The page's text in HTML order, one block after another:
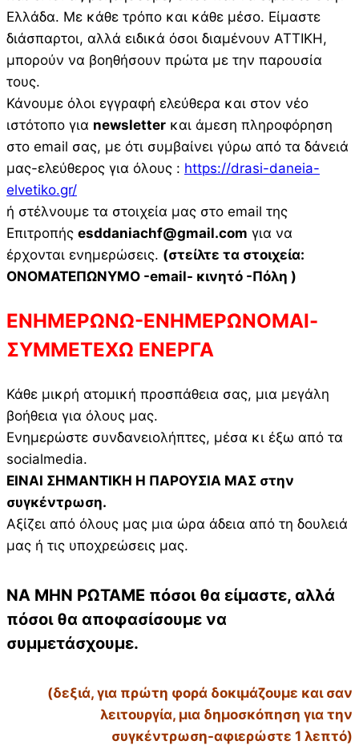
Ελλάδα. Με κάθε τρόπο και κάθε μέσο. Είμαστε
διάσπαρτοι, αλλά ειδικά όσοι διαμένουν ΑΤΤΙΚΗ,
μπορούν να βοηθήσουν πρώτα με την παρουσία
τους.
Κάνουμε όλοι εγγραφή ελεύθερα και στον νέο
ιστότοπο για newsletter και άμεση πληροφόρηση
στο email σας, με ότι συμβαίνει γύρω από τα δάνειά
μας-ελεύθερος για όλους : https://drasi-daneia-
elvetiko.gr/
ή στέλνουμε τα στοιχεία μας στο email της
Επιτροπής esddaniachf@gmail.com για να
έρχονται ενημερώσεις. (στείλτε τα στοιχεία:
ΟΝΟΜΑΤΕΠΩΝΥΜΟ -email- κινητό -Πόλη )
ΕΝΗΜΕΡΩΝΩ-ΕΝΗΜΕΡΩΝΟΜΑΙ-
ΣΥΜΜΕΤΕΧΩ ΕΝΕΡΓΑ
Κάθε μικρή ατομική προσπάθεια σας, μια μεγάλη
βοήθεια για όλους μας.
Ενημερώστε συνδανειολήπτες, μέσα κι έξω από τα
socialmedia.
ΕΙΝΑΙ ΣΗΜΑΝΤΙΚΗ Η ΠΑΡΟΥΣΙΑ ΜΑΣ στην
συγκέντρωση.
Αξίζει από όλους μας μια ώρα άδεια από τη δουλειά
μας ή τις υποχρεώσεις μας.
ΝΑ ΜΗΝ ΡΩΤΑΜΕ πόσοι θα είμαστε, αλλά
πόσοι θα αποφασίσουμε να
συμμετάσχουμε.
(δεξιά, για πρώτη φορά δοκιμάζουμε και σαν
λειτουργία, μια δημοσκόπηση για την
συγκέντρωση-αφιερώστε 1 λεπτό)